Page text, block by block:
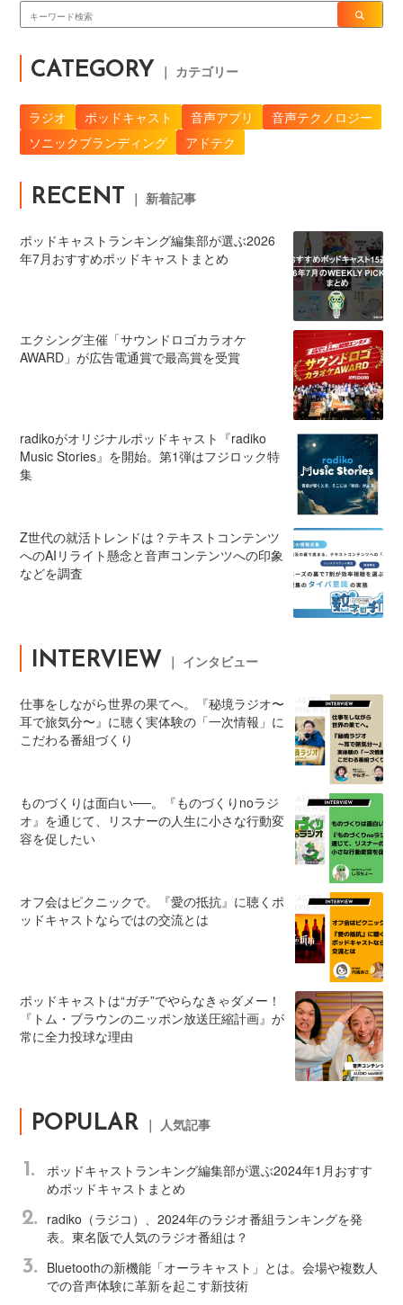
CATEGORY ｜ カテゴリー
ラジオ ポッドキャスト 音声アプリ
音声テクノロジー
ソニックブランディング
アドテク
RECENT ｜ 新着記事
ポッドキャストランキング編集部が選ぶ2026
年7月おすすめポッドキャストまとめ
エクシング主催「サウンドロゴカラオケ
AWARD」が広告電通賞で最高賞を受賞
radikoがオリジナルポッドキャスト『radiko
Music Stories』を開始。第1弾はフジロック特
集
Z世代の就活トレンドは？テキストコンテンツ
へのAIリライト懸念と音声コンテンツへの印象
などを調査
INTERVIEW ｜ インタビュー
仕事をしながら世界の果てへ。『秘境ラジオ〜
耳で旅気分〜』に聴く実体験の「一次情報」に
こだわる番組づくり
ものづくりは面白い──。『ものづくりnoラジ
オ』を通じて、リスナーの人生に小さな行動変
容を促したい
オフ会はピクニックで。『愛の抵抗』に聴くポ
ッドキャストならではの交流とは
ポッドキャストは“ガチ”でやらなきゃダメー！
『トム・ブラウンのニッポン放送圧縮計画』が
常に全力投球な理由
POPULAR ｜ 人気記事
1.
ポッドキャストランキング編集部が選ぶ2024年1月おすす
めポッドキャストまとめ
2.
radiko（ラジコ）、2024年のラジオ番組ランキングを発
表。東名阪で人気のラジオ番組は？
3.
Bluetoothの新機能「オーラキャスト」とは。会場や複数人
での音声体験に革新を起こす新技術